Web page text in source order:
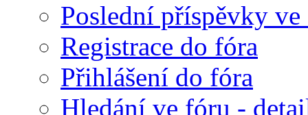
Poslední příspěvky
Registrace do fóra
Přihlášení do fóra
Hledání ve fóru -